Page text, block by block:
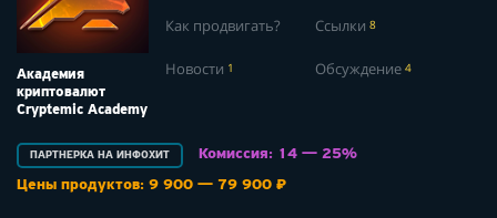
Академия
криптовалют
Cryptemic Academy
Как продвигать? Ссылки 8
Новости 1 Обсуждение 4
ПАРТНЕРКА НА ИНФОХИТ
Комиссия: 14 — 25%
Цены продуктов: 9 900 — 79 900 ₽